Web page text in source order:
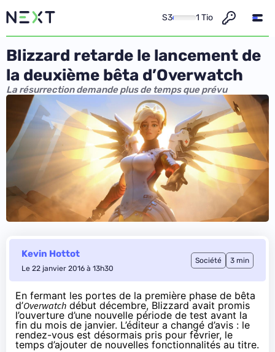
S3 1 Tio
Blizzard retarde le lancement de
la deuxième bêta d’Overwatch
La résurrection demande plus de temps que prévu
Kevin Hottot
Le 22 janvier 2016 à 13h30
Société 3 min
En fermant les portes de la première phase de bêta
d’Overwatch début décembre, Blizzard avait promis
l’ouverture d’une nouvelle période de test avant la
fin du mois de janvier. L’éditeur a changé d’avis : le
rendez-vous est désormais pris pour février, le
temps d’ajouter de nouvelles fonctionnalités au titre.